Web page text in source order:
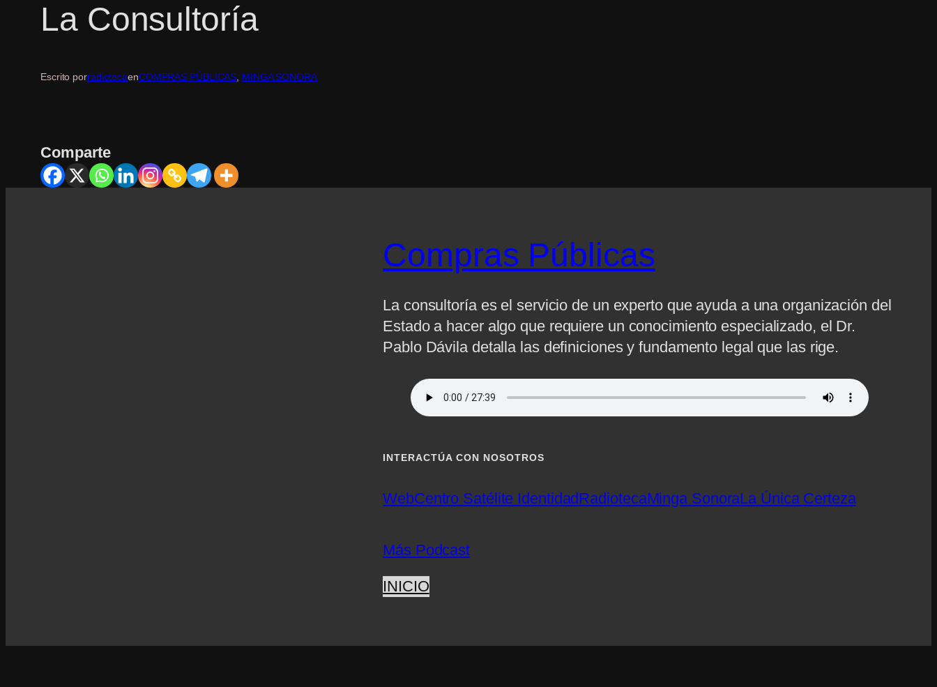
La Consultoría
Escrito porradiotecaenCOMPRAS PÚBLICAS, MINGA SONORA
Comparte
Compras Públicas
La consultoría es el servicio de un experto que ayuda a una organización del
Estado a hacer algo que requiere un conocimiento especializado, el Dr.
Pablo Dávila detalla las definiciones y fundamento legal que las rige.
INTERACTÚA CON NOSOTROS
WebCentro Satélite IdentidadRadiotecaMinga SonoraLa Única Certeza
Más Podcast
INICIO